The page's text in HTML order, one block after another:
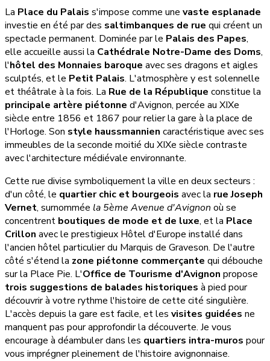
La Place du Palais s'impose comme une vaste esplanade
investie en été par des saltimbanques de rue qui créent un
spectacle permanent. Dominée par le Palais des Papes,
elle accueille aussi la Cathédrale Notre-Dame des Doms,
l'hôtel des Monnaies baroque avec ses dragons et aigles
sculptés, et le Petit Palais. L'atmosphère y est solennelle
et théâtrale à la fois. La Rue de la République constitue la
principale artère piétonne d'Avignon, percée au XIXe
siècle entre 1856 et 1867 pour relier la gare à la place de
l'Horloge. Son style haussmannien caractéristique avec ses
immeubles de la seconde moitié du XIXe siècle contraste
avec l'architecture médiévale environnante.
Cette rue divise symboliquement la ville en deux secteurs :
d'un côté, le quartier chic et bourgeois avec la rue Joseph
Vernet, surnommée la 5ème Avenue d'Avignon où se
concentrent boutiques de mode et de luxe, et la Place
Crillon avec le prestigieux Hôtel d'Europe installé dans
l'ancien hôtel particulier du Marquis de Graveson. De l'autre
côté s'étend la zone piétonne commerçante qui débouche
sur la Place Pie. L'Office de Tourisme d'Avignon propose
trois suggestions de balades historiques à pied pour
découvrir à votre rythme l'histoire de cette cité singulière.
L'accès depuis la gare est facile, et les visites guidées ne
manquent pas pour approfondir la découverte. Je vous
encourage à déambuler dans les quartiers intra-muros pour
vous imprégner pleinement de l'histoire avignonnaise.